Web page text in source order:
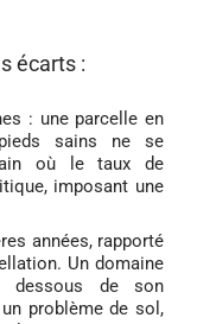
écarts :
: une parcelle en
sains ne se
où le taux de
imposant une
années, rapporté
Un domaine
dessous de son
problème de sol,